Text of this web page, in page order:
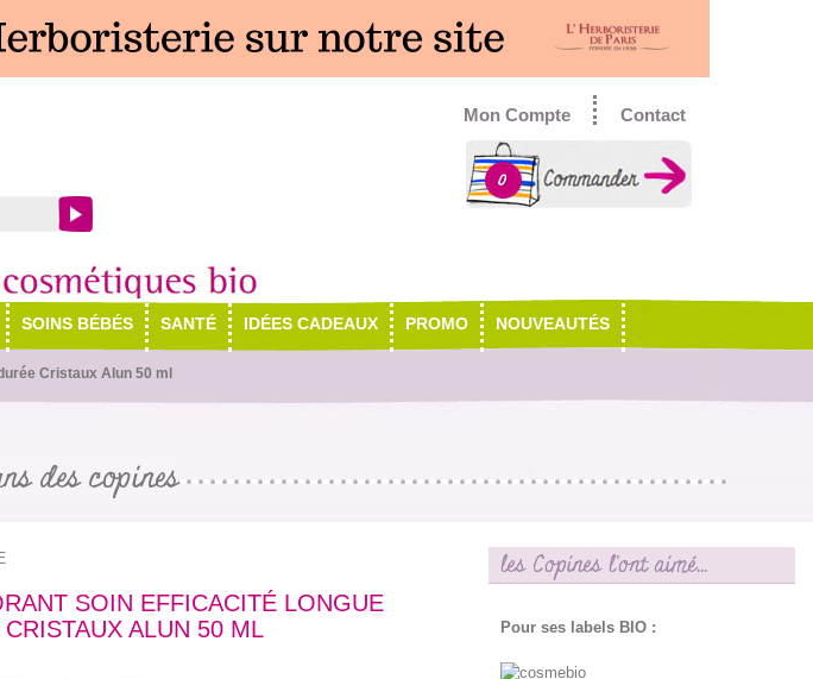
Contact
Mon Compte
0
SOINS BÉBÉS SANTÉ IDÉES CADEAUX PROMO NOUVEAUTÉS
Cristaux Alun 50 ml
des copines
SOIN EFFICACITÉ LONGUE
CRISTAUX ALUN 50 ML
les Copines l'ont aimé...
Pour ses labels BIO :